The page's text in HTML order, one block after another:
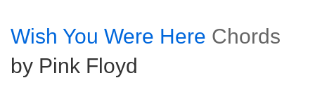
Wish You Were Here Chords
by Pink Floyd